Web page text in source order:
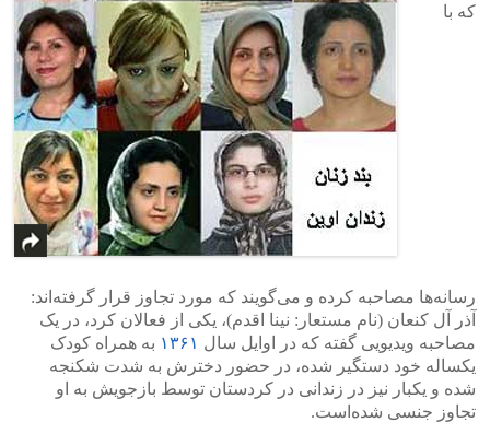
که با
رسانه‌ها مصاحبه کرده و می‌گویند که مورد تجاوز قرار گرفته‌اند:
آذر آل کنعان (نام مستعار: نینا اقدم)، یکی از فعالان کرد، در یک
مصاحبه ویدیویی گفته که در اوایل سال ۱۳۶۱ به همراه کودک
یکساله خود دستگیر شده، در حضور دخترش به شدت شکنجه
شده و یکبار نیز در زندانی در کردستان توسط بازجویش به او
تجاوز جنسی شده‌است.